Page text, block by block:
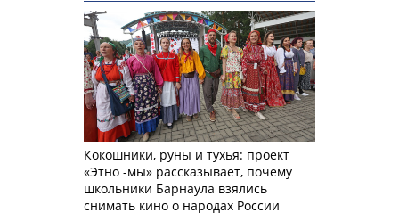
Кокошники, руны и тухья: проект
«Этно -мы» рассказывает, почему
школьники Барнаула взялись
снимать кино о народах России